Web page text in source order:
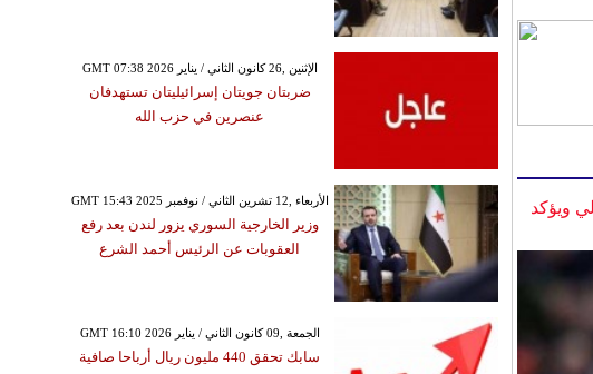
ويؤكد
GMT 07:38 2026 الإثنين ,26 كانون الثاني / يناير
ضربتان جويتان إسرائيليتان تستهدفان
عنصرين في حزب الله
GMT 15:43 2025 الأربعاء ,12 تشرين الثاني / نوفمبر
وزير الخارجية السوري يزور لندن بعد رفع
العقوبات عن الرئيس أحمد الشرع
GMT 16:10 2026 الجمعة ,09 كانون الثاني / يناير
سابك تحقق 440 مليون ريال أرباحا صافية